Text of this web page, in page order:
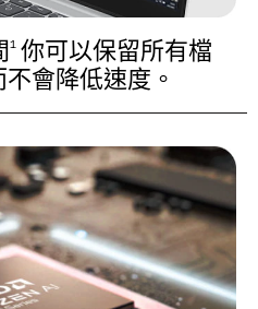
1 你可以保留所有檔
會降低速度。